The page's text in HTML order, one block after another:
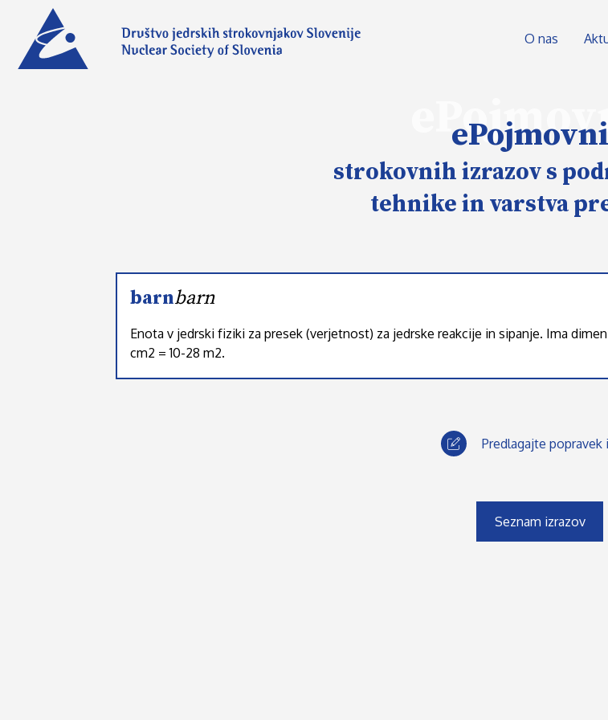
O nas
strokovnih izrazov s
tehnike in varstva
barnbarn
Enota v jedrski fiziki za presek (verjetnost) za jedrske reakcije in sipanje. Ima
cm2 = 10-28 m2.
Predlagajte popravek
Seznam izrazov